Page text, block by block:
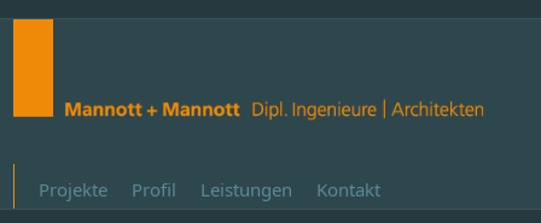
Projekte Profil Leistungen Kontakt